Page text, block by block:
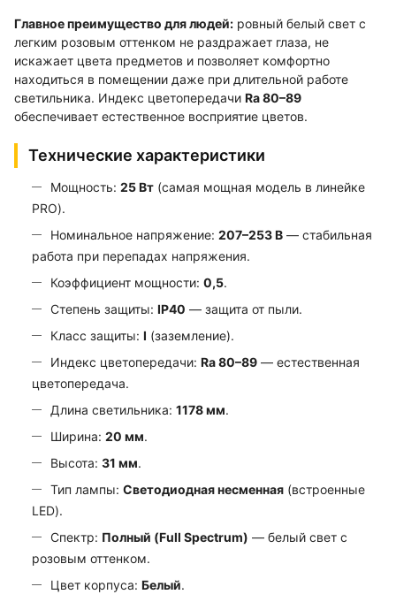
Главное преимущество для людей: ровный белый свет с
легким розовым оттенком не раздражает глаза, не
искажает цвета предметов и позволяет комфортно
находиться в помещении даже при длительной работе
светильника. Индекс цветопередачи Ra 80–89
обеспечивает естественное восприятие цветов.
Технические характеристики
Мощность: 25 Вт (самая мощная модель в линейке
PRO).
Номинальное напряжение: 207–253 В — стабильная
работа при перепадах напряжения.
Коэффициент мощности: 0,5.
Степень защиты: IP40 — защита от пыли.
Класс защиты: I (заземление).
Индекс цветопередачи: Ra 80–89 — естественная
цветопередача.
Длина светильника: 1178 мм.
Ширина: 20 мм.
Высота: 31 мм.
Тип лампы: Светодиодная несменная (встроенные
LED).
Спектр: Полный (Full Spectrum) — белый свет с
розовым оттенком.
Цвет корпуса: Белый.